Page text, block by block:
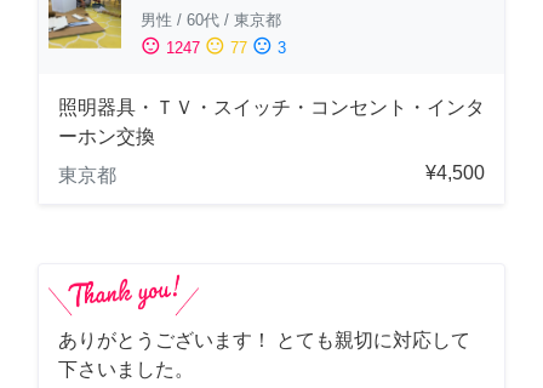
男性 / 60代 / 東京都
sentiment_satisfied 1247 sentiment_neutral 77 sentiment_dissatisfied 3
照明器具・ＴＶ・スイッチ・コンセント・インタ
ーホン交換
東京都
¥4,500
ありがとうございます！ とても親切に対応して
下さいました。